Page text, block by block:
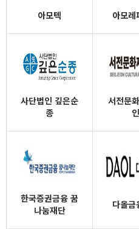
아모텍 아모레
사단법인 깊은순
종
서전문
인
한국증권금융 꿈
나눔재단
다올금